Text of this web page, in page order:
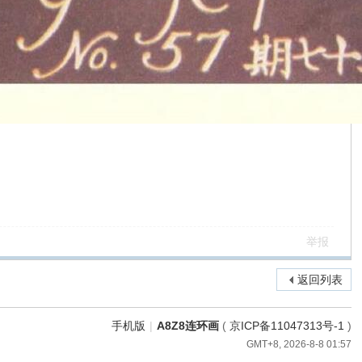
举报
返回列表
手机版 | A8Z8连环画( 京ICP备11047313号-1 )
GMT+8, 2026-8-8 01:57